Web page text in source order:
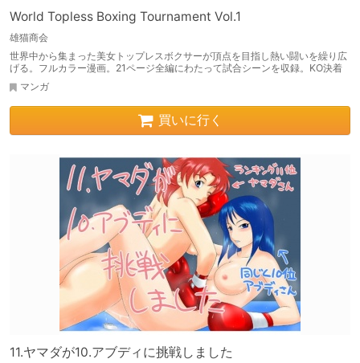
World Topless Boxing Tournament Vol.1
雄猫商会
世界中から集まった美女トップレスボクサーが頂点を目指し熱い闘いを繰り広
げる。フルカラー漫画。21ページ全編にわたって試合シーンを収録。KO決着
マンガ
買いに行く
11.ヤマダが10.アブディに挑戦しました